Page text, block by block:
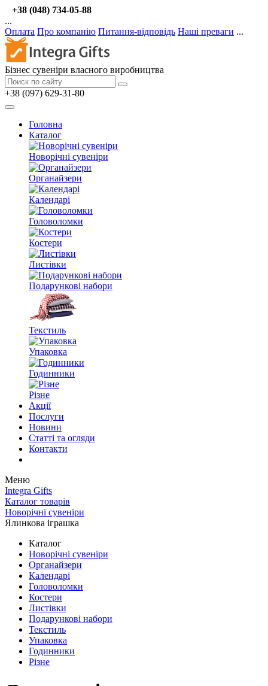
+38 (048) 734-05-88
...
Оплата Про компанію Питання-відповідь Наші преваги ...
Бізнес сувеніри власного виробництва
+38 (097) 629-31-80
Головна
Каталог
Новорічні сувеніри
Органайзери
Календарі
Головоломки
Костери
Листівки
Подарункові набори
Текстиль
Упаковка
Годинники
Різне
Акції
Послуги
Новини
Статті та огляди
Контакти
Меню
Integra Gifts
Каталог товарів
Новорічні сувеніри
Ялинкова іграшка
Каталог
Новорічні сувеніри
Органайзери
Календарі
Головоломки
Костери
Листівки
Подарункові набори
Текстиль
Упаковка
Годинники
Різне